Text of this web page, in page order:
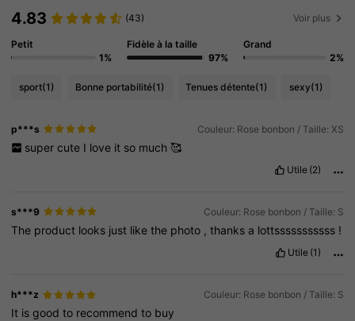
4.83 (43) Voir plus
Petit
1%
Fidèle à la taille
97%
Grand
2%
sport(1) Bonne portabilité(1) Tenues détente(1) sexy(1)
p***s Couleur: Rose bonbon / Taille: XS
super cute I love it so much 🥰
Utile (2)
s***9 Couleur: Rose bonbon / Taille: S
The product looks just likethe photo ,thanks a lottsssssssssss !
Utile (1)
h***z Couleur: Rose bonbon / Taille: S
It isgoodto recommendto buy